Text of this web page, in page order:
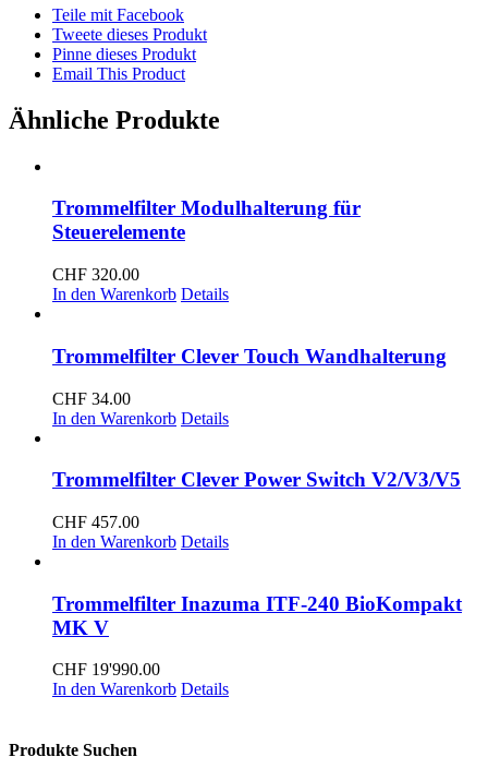
Teile mit Facebook
Tweete dieses Produkt
Pinne dieses Produkt
Email This Product
Ähnliche Produkte
Trommelfilter Modulhalterung für
Steuerelemente
CHF 320.00
In den Warenkorb Details
Trommelfilter Clever Touch Wandhalterung
CHF 34.00
In den Warenkorb Details
Trommelfilter Clever Power Switch V2/V3/V5
CHF 457.00
In den Warenkorb Details
Trommelfilter Inazuma ITF-240 BioKompakt
MK V
CHF 19'990.00
In den Warenkorb Details
Produkte Suchen